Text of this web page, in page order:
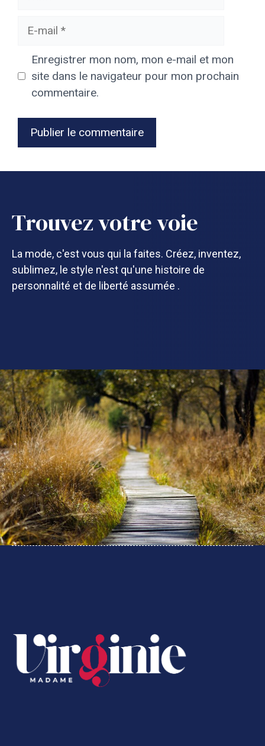
Enregistrer mon nom, mon e-mail et mon
site dans le navigateur pour mon prochain
commentaire.
Trouvez votre voie
La mode, c'est vous qui la faites. Créez, inventez,
sublimez, le style n'est qu'une histoire de
personnalité et de liberté assumée .